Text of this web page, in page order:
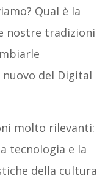
Qual è la
nostre tradizioni
nuovo del Digital
molto rilevanti:
tecnologia e la
della cultura